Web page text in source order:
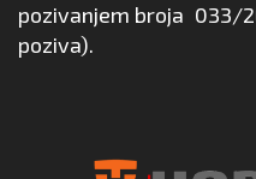
pozivanjem broja 033/
poziva).